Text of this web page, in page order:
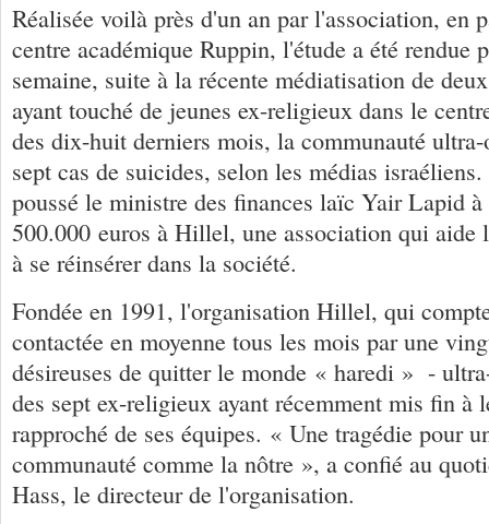
Réalisée voilà près d'un an par l'association, en
centre académique Ruppin, l'étude a été rendue
semaine, suite à la récente médiatisation de
ayant touché de jeunes ex-religieux dans le
des dix-huit derniers mois, la communauté
sept cas de suicides, selon les médias
poussé le ministre des finances laïc Yair Lapid
500.000 euros à Hillel, une association qui aide
à se réinsérer dans la société.
Fondée en 1991, l'organisation Hillel, qui
contactée en moyenne tous les mois par une
désireuses de quitter le monde « haredi » -
des sept ex-religieux ayant récemment mis fin à
rapproché de ses équipes. « Une tragédie pour
communauté comme la nôtre », a confié au
Hass, le directeur de l'organisation.